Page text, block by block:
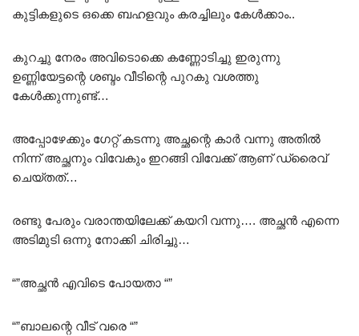
കുട്ടികളുടെ ഒക്കെ ബഹളവും കരച്ചിലും കേൾക്കാം..
കുറച്ചു നേരം അവിടൊക്കെ കണ്ണോടിച്ചു ഇരുന്നു
ഉണ്ണിയേട്ടന്റെ ശബ്ദം വീടിന്റെ പുറകു വശത്തു
കേൾക്കുന്നുണ്ട്…
അപ്പോഴേക്കും ഗേറ്റ് കടന്നു അച്ഛന്റെ കാർ വന്നു അതിൽ
നിന്ന് അച്ഛനും വിവേകും ഇറങ്ങി വിവേക്ക് ആണ് ഡ്രൈവ്
ചെയ്തത്…
രണ്ടു പേരും വരാന്തയിലേക്ക് കയറി വന്നു…. അച്ഛൻ എന്നെ
അടിമുടി ഒന്നു നോക്കി ചിരിച്ചു…
“”അച്ഛൻ എവിടെ പോയതാ “”
“”ബാലന്റെ വീട് വരെ “”